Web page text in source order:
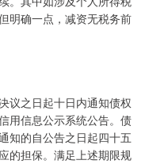
明确一点，减资无税务前
议之日起十日内通知债权
用信息公示系统公告。债
知的自公告之日起四十五
的担保。满足上述期限规